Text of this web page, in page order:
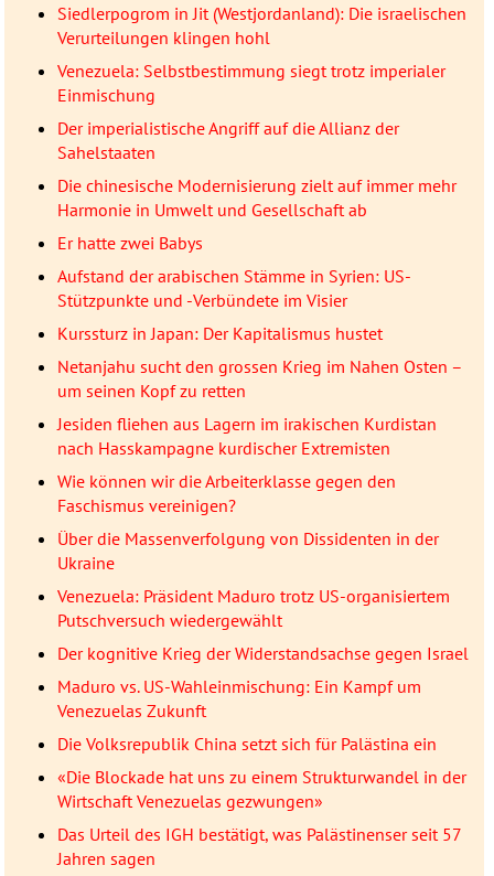
Siedlerpogrom in Jit (Westjordanland): Die israelischen
Verurteilungen klingen hohl
Venezuela: Selbstbestimmung siegt trotz imperialer
Einmischung
Der imperialistische Angriff auf die Allianz der
Sahelstaaten
Die chinesische Modernisierung zielt auf immer mehr
Harmonie in Umwelt und Gesellschaft ab
Er hatte zwei Babys
Aufstand der arabischen Stämme in Syrien: US-
Stützpunkte und -Verbündete im Visier
Kurssturz in Japan: Der Kapitalismus hustet
Netanjahu sucht den grossen Krieg im Nahen Osten –
um seinen Kopf zu retten
Jesiden fliehen aus Lagern im irakischen Kurdistan
nach Hasskampagne kurdischer Extremisten
Wie können wir die Arbeiterklasse gegen den
Faschismus vereinigen?
Über die Massenverfolgung von Dissidenten in der
Ukraine
Venezuela: Präsident Maduro trotz US-organisiertem
Putschversuch wiedergewählt
Der kognitive Krieg der Widerstandsachse gegen Israel
Maduro vs. US-Wahleinmischung: Ein Kampf um
Venezuelas Zukunft
Die Volksrepublik China setzt sich für Palästina ein
«Die Blockade hat uns zu einem Strukturwandel in der
Wirtschaft Venezuelas gezwungen»
Das Urteil des IGH bestätigt, was Palästinenser seit 57
Jahren sagen